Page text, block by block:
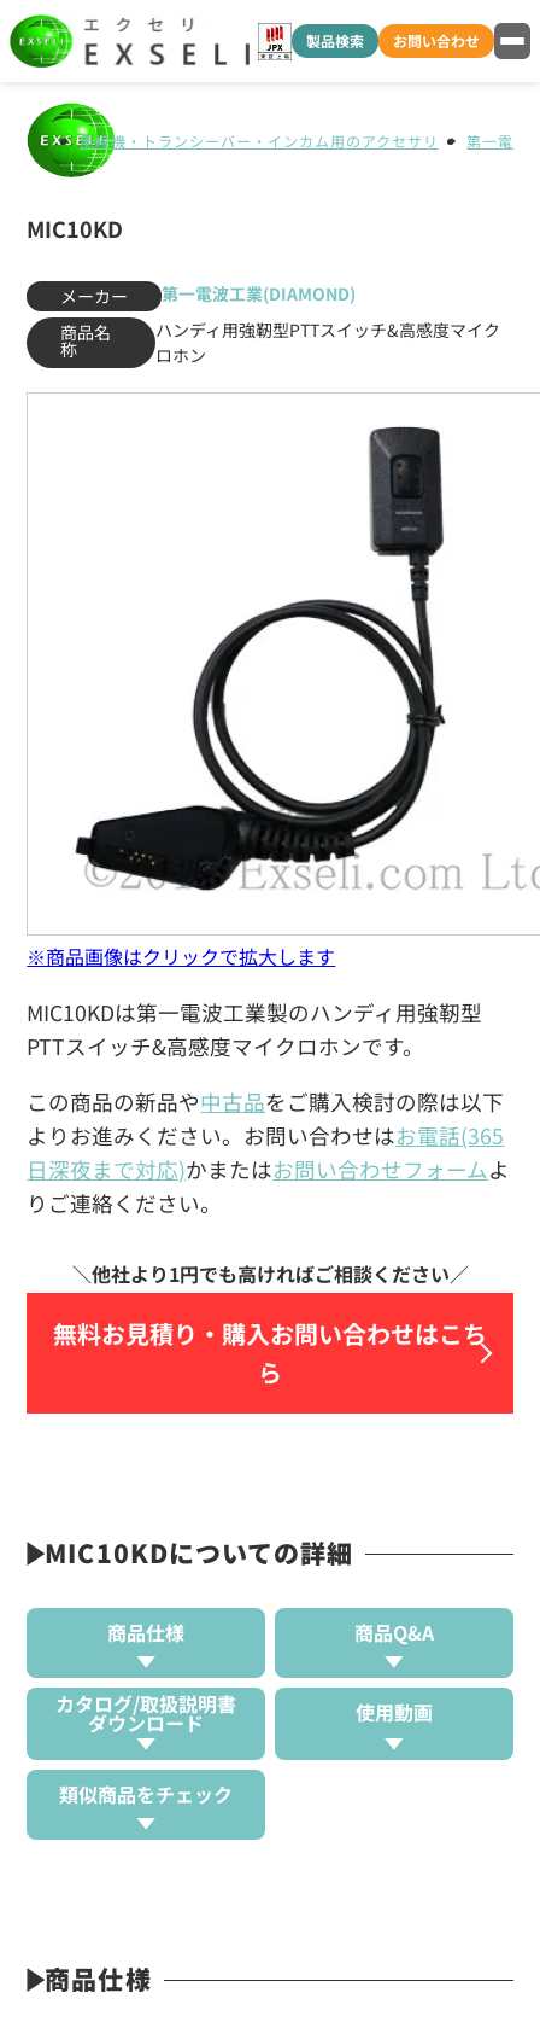
製品検索 お問い合わせ
無線機・トランシーバー・インカム用のアクセサリ 第一電波
MIC10KD
メーカー
第一電波工業(DIAMOND)
商品名
称
ハンディ用強靭型PTTスイッチ&高感度マイク
ロホン
MIC10KDは第一電波工業製のハンディ用強靭型
PTTスイッチ&高感度マイクロホンです。
この商品の新品や中古品をご購入検討の際は以下
よりお進みください。お問い合わせはお電話(365
日深夜まで対応)かまたはお問い合わせフォームよ
りご連絡ください。
無料お見積り・ 購入お問い合わせはこち
ら
※商品画像はクリックで拡大します
MIC10KDについての詳細
商品仕様 商品Q&A
カタログ/取扱説明書
ダウンロード 使用動画
類似商品をチェック
商品仕様